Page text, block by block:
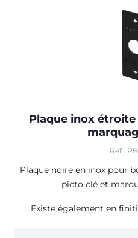
Plaque inox
Réf :
Plaque noire en inox pour
picto clé et
Existe également en